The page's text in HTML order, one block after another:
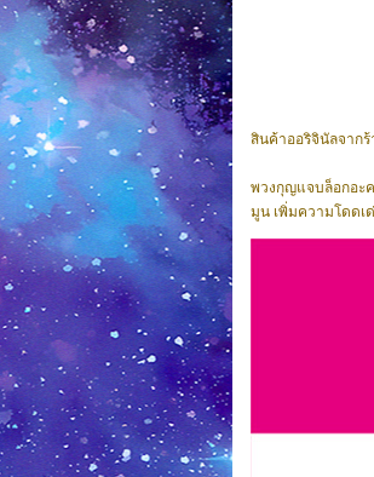
สินค้าออริจินัลจากร้
พวงกุญแจบล็อกอะ
มูน เพิ่มความโดดเ